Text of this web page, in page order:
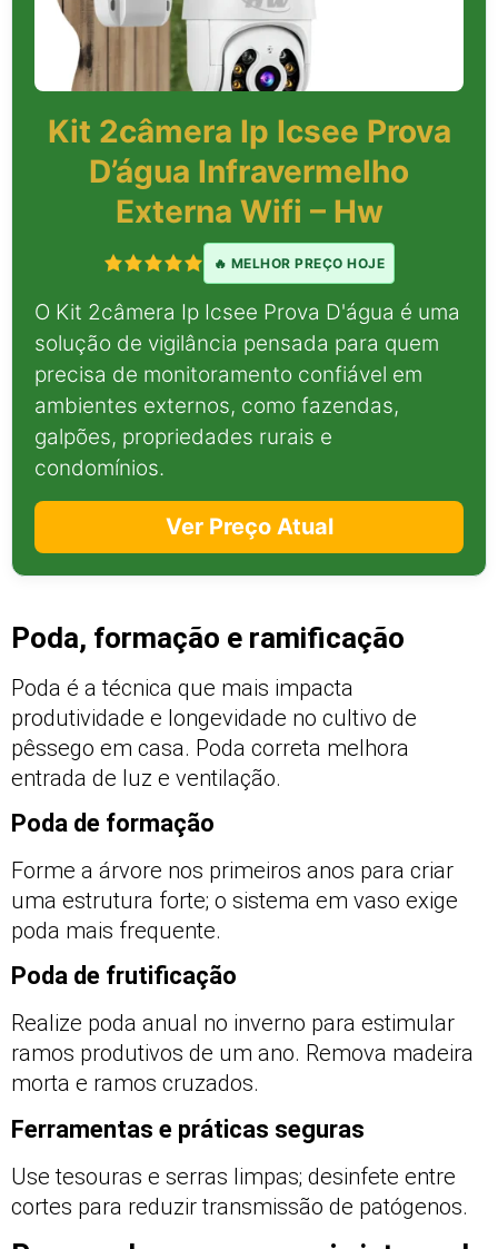
Kit 2câmera Ip Icsee Prova
D’água Infravermelho
Externa Wifi – Hw
🔥 MELHOR PREÇO HOJE
O Kit 2câmera Ip Icsee Prova D'água é uma
solução de vigilância pensada para quem
precisa de monitoramento confiável em
ambientes externos, como fazendas,
galpões, propriedades rurais e
condomínios.
Ver Preço Atual
Poda, formação e ramificação
Poda é a técnica que mais impacta
produtividade e longevidade no cultivo de
pêssego em casa. Poda correta melhora
entrada de luz e ventilação.
Poda de formação
Forme a árvore nos primeiros anos para criar
uma estrutura forte; o sistema em vaso exige
poda mais frequente.
Poda de frutificação
Realize poda anual no inverno para estimular
ramos produtivos de um ano. Remova madeira
morta e ramos cruzados.
Ferramentas e práticas seguras
Use tesouras e serras limpas; desinfete entre
cortes para reduzir transmissão de patógenos.